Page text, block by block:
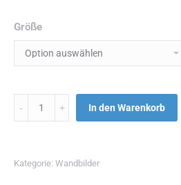
Größe
Menge In den Warenkorb
Kategorie: Wandbilder